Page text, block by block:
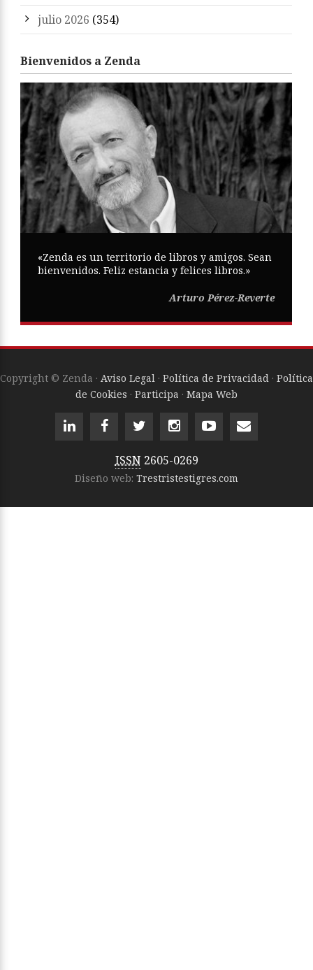
julio 2026 (354)
Bienvenidos a Zenda
«Zenda es un territorio de libros y amigos. Sean
bienvenidos. Feliz estancia y felices libros.»
Arturo Pérez-Reverte
Copyright © Zenda · Aviso Legal · Política de Privacidad · Política
de Cookies · Participa · Mapa Web
ISSN 2605-0269
Diseño web: Trestristestigres.com